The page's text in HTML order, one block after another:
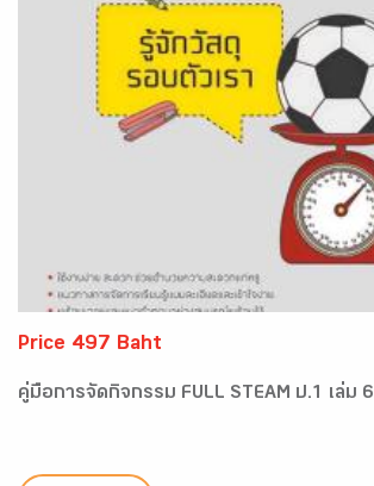
Price 497 Baht
คู่มือการจัดกิจกรรม FULL STEAM ป.1 เล่ม 6